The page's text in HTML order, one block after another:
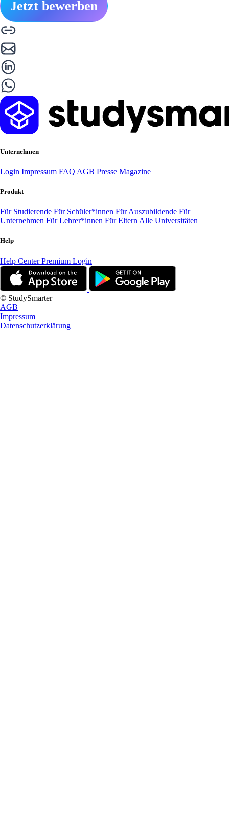
Jetzt bewerben
Unternehmen
Login Impressum FAQ AGB Presse Magazine
Produkt
Für Studierende Für Schüler*innen Für Auszubildende Für
Unternehmen Für Lehrer*innen Für Eltern Alle Universitäten
Help
Help CenterPremium Login
© StudySmarter
AGB
Impressum
Datenschutzerklärung